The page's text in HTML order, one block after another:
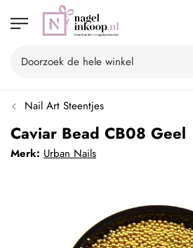
Nail Art Steentjes
Caviar Bead CB08 Geel
Merk: Urban Nails